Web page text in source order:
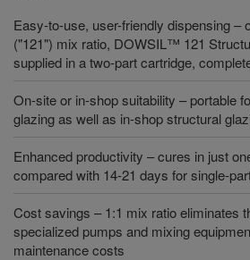
Easy-to-use, user-friendly dispensing –
("121") mix ratio, DOWSIL™ 121
supplied in a two-part cartridge,
On-site or in-shop suitability – portable
glazing as well as in-shop structural
Enhanced productivity – cures in just
compared with 14-21 days for single-
Cost savings – 1:1 mix ratio eliminates
specialized pumps and mixing
maintenance costs